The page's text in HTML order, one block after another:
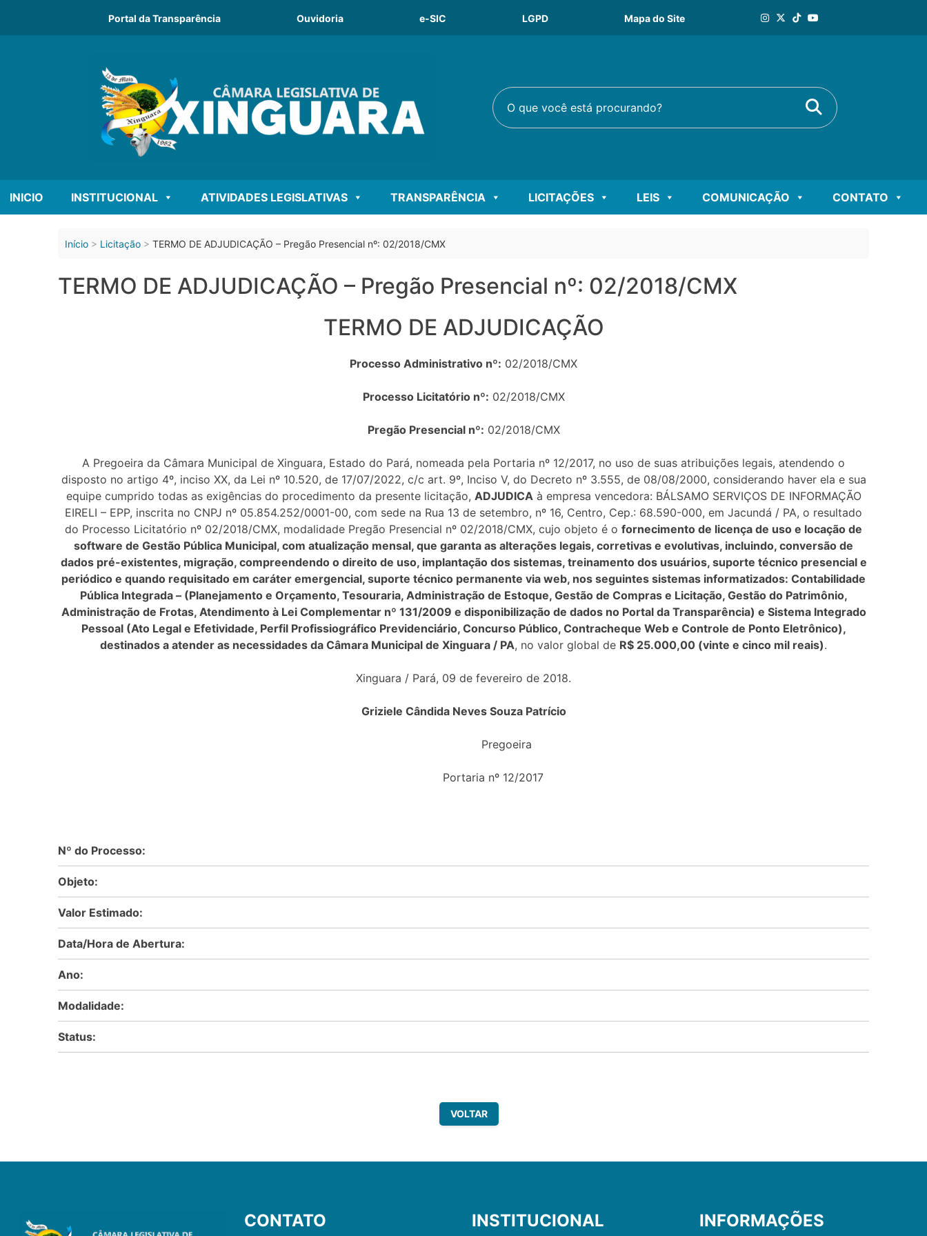
Portal da Transparência Ouvidoria e-SIC LGPD Mapa do Site
O que você está procurando? Buscar
INICIO INSTITUCIONAL ATIVIDADES LEGISLATIVAS TRANSPARÊNCIA LICITAÇÕES LEIS COMUNICAÇÃO CONTATO
Início Licitação TERMO DE ADJUDICAÇÃO – Pregão Presencial nº: 02/2018/CMX
TERMO DE ADJUDICAÇÃO – Pregão Presencial nº: 02/2018/CMX
TERMO DE ADJUDICAÇÃO
Processo Administrativo nº: 02/2018/CMX
Processo Licitatório nº: 02/2018/CMX
Pregão Presencial nº: 02/2018/CMX
A Pregoeira da Câmara Municipal de Xinguara, Estado do Pará, nomeada pela Portaria nº 12/2017, no uso de suas atribuições legais, atendendo o
disposto no artigo 4º, inciso XX, da Lei nº 10.520, de 17/07/2022, c/c art. 9º, Inciso V, do Decreto nº 3.555, de 08/08/2000, considerando haver ela e sua
equipe cumprido todas as exigências do procedimento da presente licitação, ADJUDICAà empresa vencedora: BÁLSAMO SERVIÇOS DE INFORMAÇÃO
EIRELI – EPP, inscrita no CNPJ nº 05.854.252/0001-00, com sede na Rua 13 de setembro, nº 16, Centro, Cep.: 68.590-000, em Jacundá / PA, o resultado
do Processo Licitatório nº 02/2018/CMX, modalidade Pregão Presencial nº 02/2018/CMX, cujo objeto é o fornecimento de licença de uso e locação de
software de Gestão Pública Municipal, com atualização mensal, que garanta as alterações legais, corretivas e evolutivas, incluindo, conversão de
dados pré-existentes, migração, compreendendo o direito de uso, implantação dos sistemas, treinamento dos usuários, suporte técnico presencial e
periódico e quando requisitado em caráter emergencial, suporte técnico permanente via web, nos seguintes sistemas informatizados: Contabilidade
Pública Integrada – (Planejamento e Orçamento, Tesouraria, Administração de Estoque, Gestão de Compras e Licitação, Gestão do Patrimônio,
Administração de Frotas, Atendimento à Lei Complementar nº 131/2009 e disponibilização de dados no Portal da Transparência) e Sistema Integrado
Pessoal (Ato Legal e Efetividade, Perfil Profissiográfico Previdenciário, Concurso Público, Contracheque Web e Controle de Ponto Eletrônico),
destinados a atender as necessidades da Câmara Municipal de Xinguara / PA, no valor global de R$ 25.000,00 (vinte e cinco mil reais).
Xinguara / Pará, 09 de fevereiro de 2018.
Griziele Cândida Neves Souza Patrício
Pregoeira
Portaria nº 12/2017
Nº do Processo:
Objeto:
Valor Estimado:
Data/Hora de Abertura:
Ano:
Modalidade:
Status:
VOLTAR
CONTATO INSTITUCIONAL INFORMAÇÕES